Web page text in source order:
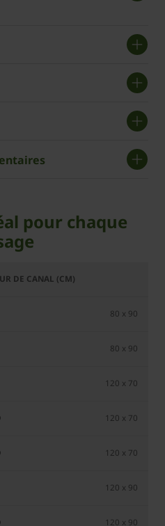
pour chaque
80 x 90
80 x 90
120 x 70
120 x 70
120 x 70
120 x 90
120 x 90